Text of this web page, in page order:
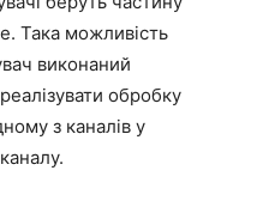
Така можливість
виконаний
обробку
з каналів у